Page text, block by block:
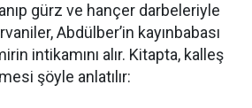
gürz ve hançer darbeleriyle
Abdülber’in kayınbabası
intikamını alır. Kitapta, kalleş
şöyle anlatılır: